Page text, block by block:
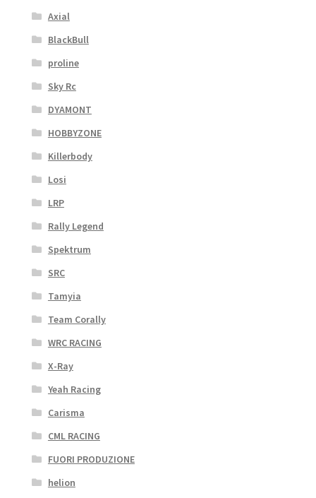
Axial
BlackBull
proline
Sky Rc
DYAMONT
HOBBYZONE
Killerbody
Losi
LRP
Rally Legend
Spektrum
SRC
Tamyia
Team Corally
WRC RACING
X-Ray
Yeah Racing
Carisma
CML RACING
FUORI PRODUZIONE
helion